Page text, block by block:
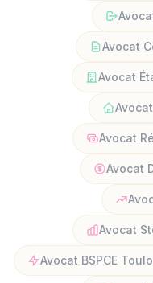
Avocat
Avocat
Avocat
Avocat
Avocat
Avocat BSPCE